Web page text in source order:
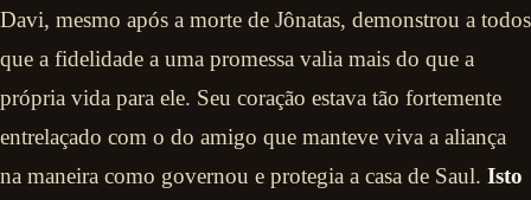
Davi, mesmo após a morte de Jônatas, demonstrou a todos
que a fidelidade a uma promessa valia mais do que a
própria vida para ele. Seu coração estava tão fortemente
entrelaçado com o do amigo que manteve viva a aliança
na maneira como governou e protegia a casa de Saul. Isto